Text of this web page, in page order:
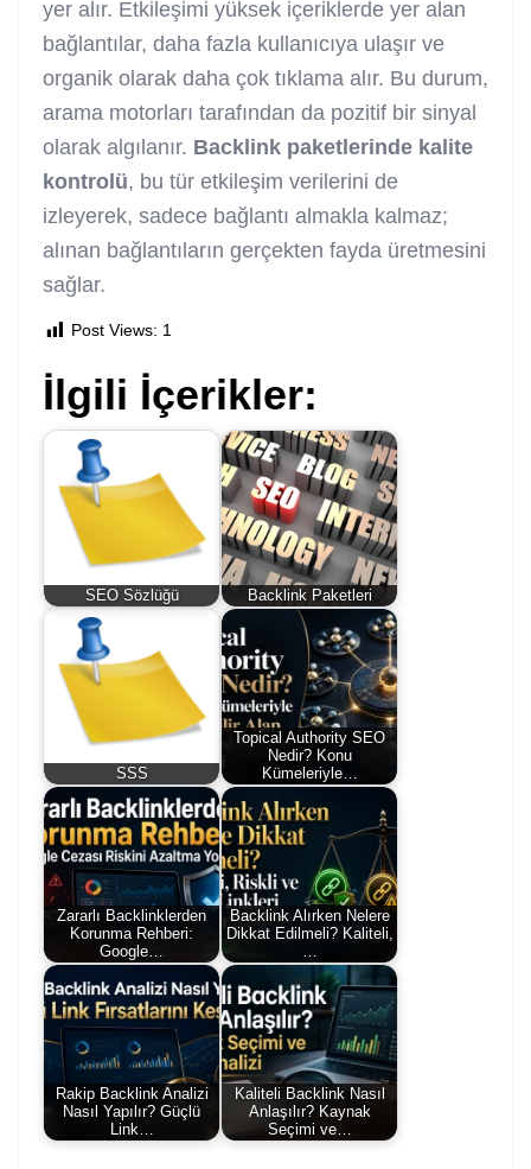
yer alır. Etkileşimi yüksek içeriklerde yer alan
bağlantılar, daha fazla kullanıcıya ulaşır ve
organik olarak daha çok tıklama alır. Bu durum,
arama motorları tarafından da pozitif bir sinyal
olarak algılanır. Backlink paketlerinde kalite
kontrolü, bu tür etkileşim verilerini de
izleyerek, sadece bağlantı almakla kalmaz;
alınan bağlantıların gerçekten fayda üretmesini
sağlar.
Post Views: 1
İlgili İçerikler:
SEO Sözlüğü Backlink Paketleri
SSS
Topical Authority SEO
Nedir? Konu
Kümeleriyle…
Zararlı Backlinklerden
Korunma Rehberi:
Google…
Backlink Alırken Nelere
Dikkat Edilmeli? Kaliteli,
Rakip Backlink Analizi
Nasıl Yapılır? Güçlü
Link…
Kaliteli Backlink Nasıl
Anlaşılır? Kaynak
Seçimi ve…